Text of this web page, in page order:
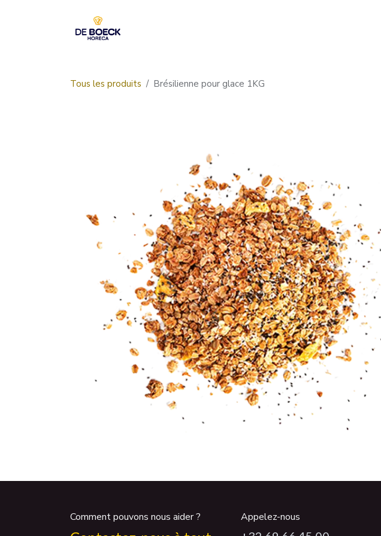
Tous les produits Brésilienne pour glace 1KG
Comment pouvons nous aider ? Appelez-nous